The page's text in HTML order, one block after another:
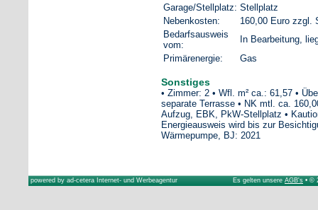
Garage/Stellplatz: Stellplatz
Nebenkosten:
160,00 Euro zzgl.
Bedarfsausweis
vom:
In Bearbeitung,
Primärenergie:
Gas
Sonstiges
• Zimmer: 2 • Wfl. m² ca.: 61,57 •
separate Terrasse • NK mtl. ca.
Aufzug, EBK, PkW-Stellplatz •
Energieausweis wird bis zur
Wärmepumpe, BJ: 2021
powered by ad-cetera Internet- und Werbeagentur Es gelten unsere AGB's • ©